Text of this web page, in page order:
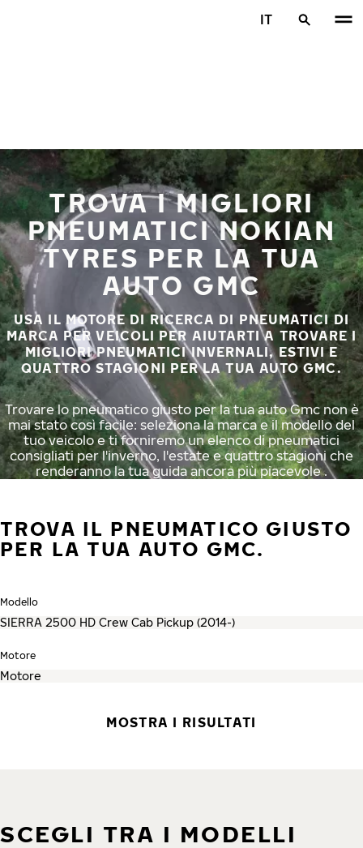
IT
TROVA I MIGLIORI
PNEUMATICI NOKIAN
TYRES PER LA TUA
AUTO GMC
USA IL MOTORE DI RICERCA DI PNEUMATICI DI
MARCA PER VEICOLI PER AIUTARTI A TROVARE I
MIGLIORI PNEUMATICI INVERNALI, ESTIVI E
QUATTRO STAGIONI PER LA TUA AUTO GMC.
Trovare lo pneumatico giusto per la tua auto Gmc non è
mai stato così facile: seleziona la marca e il modello del
tuo veicolo e ti forniremo un elenco di pneumatici
consigliati per l'inverno, l'estate e quattro stagioni che
renderanno la tua guida ancora più piacevole .
TROVA IL PNEUMATICO GIUSTO
PER LA TUA AUTO GMC.
Modello
Motore
MOSTRA I RISULTATI
SCEGLI TRA I MODELLI